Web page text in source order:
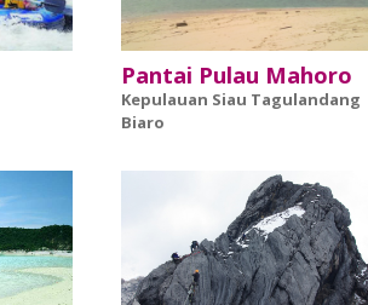
Pantai Pulau Mahoro
Kepulauan Siau Tagulandang
Biaro